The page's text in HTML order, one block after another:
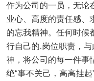
作为公司的一员，无论
业心、高度的责任感、
的忘我精神。任何时候
行自己的.岗位职责，
神，将公司的每一件事
绝“事不关己，高高挂起